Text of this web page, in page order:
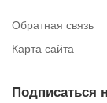
Обратная связь
Карта сайта
Подписаться